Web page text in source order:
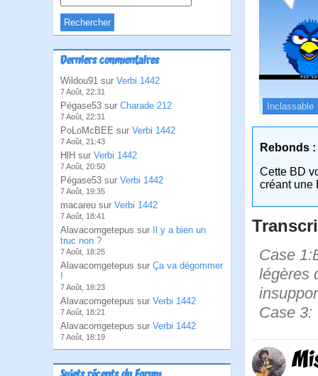
Derniers commentaires
Wildou91 sur Verbi 1442
7 Août, 22:31
Pégase53 sur Charade 212
7 Août, 22:31
PoLoMcBEE sur Verbi 1442
7 Août, 21:43
HlH sur Verbi 1442
7 Août, 20:50
Pégase53 sur Verbi 1442
7 Août, 19:35
macareu sur Verbi 1442
7 Août, 18:41
Alavacomgetepus sur
Il y a bien un
truc non ?
7 Août, 18:25
Alavacomgetepus sur Ça va dégommer
!
7 Août, 18:23
Alavacomgetepus sur Verbi 1442
7 Août, 18:21
Alavacomgetepus sur Verbi 1442
7 Août, 18:19
Inclassable
Rebonds :
Cette BD
créant une
Case
légères
Case 3: